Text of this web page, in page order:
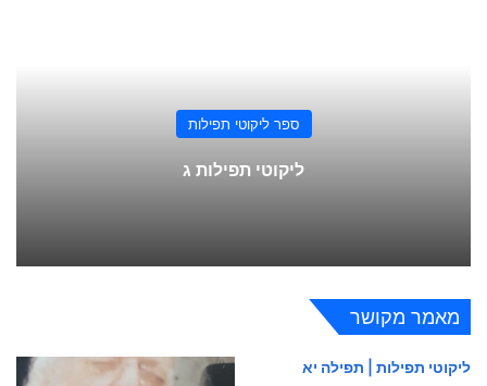
ספר ליקוטי תפילות
ליקוטי תפילות ג
מאמר מקושר
ליקוטי תפילות | תפילה יא